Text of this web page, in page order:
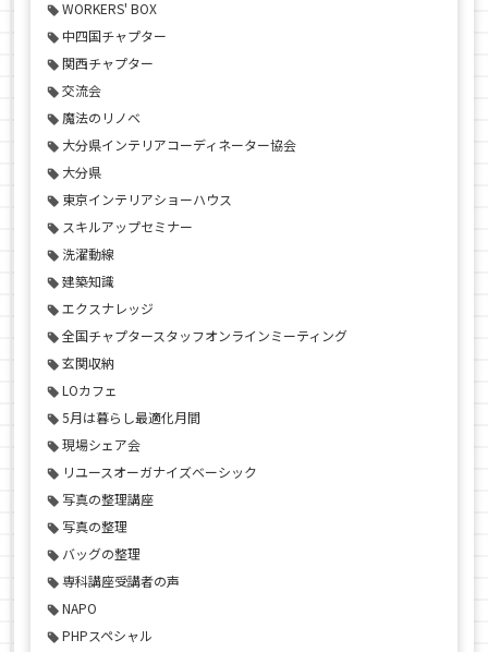
WORKERS' BOX
中四国チャプター
関西チャプター
交流会
魔法のリノベ
大分県インテリアコーディネーター協会
大分県
東京インテリアショーハウス
スキルアップセミナー
洗濯動線
建築知識
エクスナレッジ
全国チャプタースタッフオンラインミーティング
玄関収納
LOカフェ
5月は暮らし最適化月間
現場シェア会
リユースオーガナイズベーシック
写真の整理講座
写真の整理
バッグの整理
専科講座受講者の声
NAPO
PHPスペシャル